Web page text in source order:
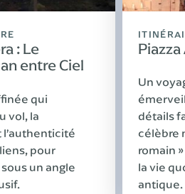
: Le
entre Ciel
qui
vol, la
l’authenticité
pour
un angle
Un
détails
célèbre
romain
la vie
antique.